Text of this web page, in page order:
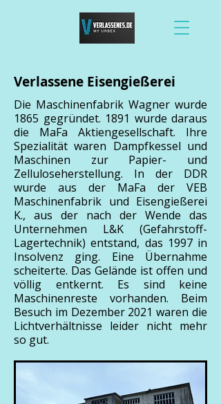
Verlassene Eisengießerei
Die Maschinenfabrik Wagner wurde
1865 gegründet. 1891 wurde daraus
die MaFa Aktiengesellschaft. Ihre
Spezialität waren Dampfkessel und
Maschinen zur Papier- und
Zelluloseherstellung. In der DDR
wurde aus der MaFa der VEB
Maschinenfabrik und Eisengießerei
K., aus der nach der Wende das
Unternehmen L&K (Gefahrstoff-
Lagertechnik) entstand, das 1997 in
Insolvenz ging. Eine Übernahme
scheiterte. Das Gelände ist offen und
völlig entkernt. Es sind keine
Maschinenreste vorhanden. Beim
Besuch im Dezember 2021 waren die
Lichtverhältnisse leider nicht mehr
so gut.